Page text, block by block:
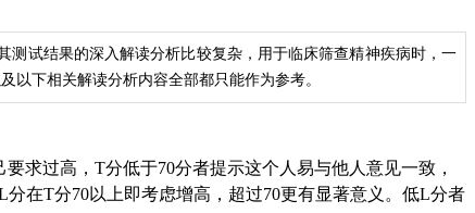
试结果的深入解读分析比较复杂，用于临床筛查精神疾病时，一
以下相关解读分析内容全部都只能作为参考。
求过高，T分低于70分者提示这个人易与他人意见一致，
在T分70以上即考虑增高，超过70更有显著意义。低L分者